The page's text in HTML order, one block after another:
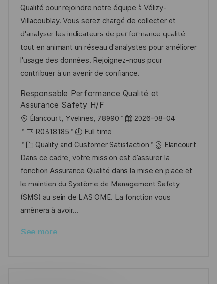
i
o
n
e
d
D
a
t
e
d
e
g
o
r
y
Qualité pour rejoindre notre équipe à Vélizy-
Villacoublay. Vous serez chargé de collecter et
d'analyser les indicateurs de performance qualité,
tout en animant un réseau d'analystes pour améliorer
l'usage des données. Rejoignez-nous pour
contribuer à un avenir de confiance.
Responsable Performance Qualité et
Assurance Safety H/F
L
o
c
a
t
i
o
n
Élancourt, Yvelines, 78990
P
s
t
e
d
D
2026-08-04
J
o
b
I
d
R0318185
Full time
C
a
t
e
g
o
y
Quality and Customer Satisfaction
Elancourt
Dans ce cadre, votre mission est d’assurer la
fonction Assurance Qualité dans la mise en place et
le maintien du Système de Management Safety
(SMS) au sein de LAS OME. La fonction vous
amènera à avoir...
See more